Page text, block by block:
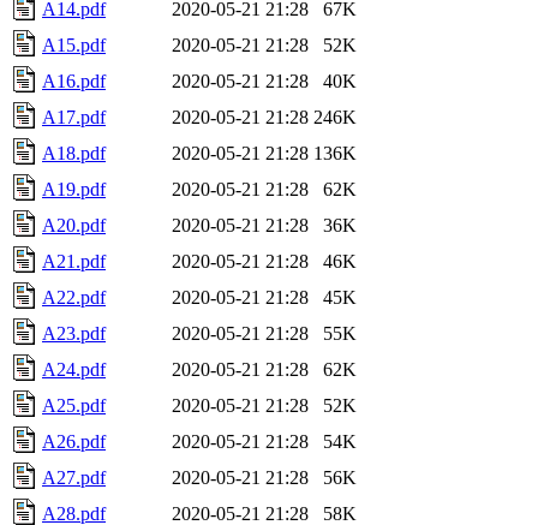
A14.pdf
2020-05-21 21:28
67K
A15.pdf
2020-05-21 21:28
52K
A16.pdf
2020-05-21 21:28
40K
A17.pdf
2020-05-21 21:28 246K
A18.pdf
2020-05-21 21:28 136K
A19.pdf
2020-05-21 21:28
62K
A20.pdf
2020-05-21 21:28
36K
A21.pdf
2020-05-21 21:28
46K
A22.pdf
2020-05-21 21:28
45K
A23.pdf
2020-05-21 21:28
55K
A24.pdf
2020-05-21 21:28
62K
A25.pdf
2020-05-21 21:28
52K
A26.pdf
2020-05-21 21:28
54K
A27.pdf
2020-05-21 21:28
56K
A28.pdf
2020-05-21 21:28
58K